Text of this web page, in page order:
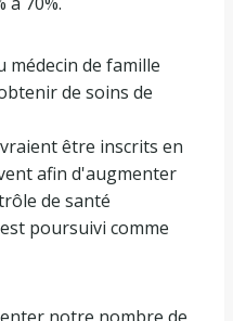
médecin de famille
de soins de
être inscrits en
afin d'augmenter
de santé
poursuivi comme